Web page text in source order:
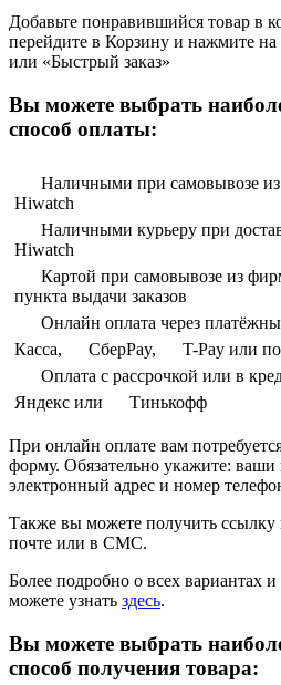
Добавьте понравившийся товар в
перейдите в Корзину и нажмите
или «Быстрый заказ»
Вы можете выбрать
способ оплаты:
Наличными при самовывозе
Hiwatch
Наличными курьеру при
Hiwatch
Картой при самовывозе из
пункта выдачи заказов
Онлайн оплата через
Касса,
СберPay, T-Pay или
Оплата с рассрочкой или в
Яндекс или
Тинькофф
При онлайн оплате вам
форму. Обязательно укажите:
электронный адрес и номер
Также вы можете получить ссылку
почте или в СМС.
Более подробно о всех вариантах
можете узнать здесь.
Вы можете выбрать
способ получения товара: